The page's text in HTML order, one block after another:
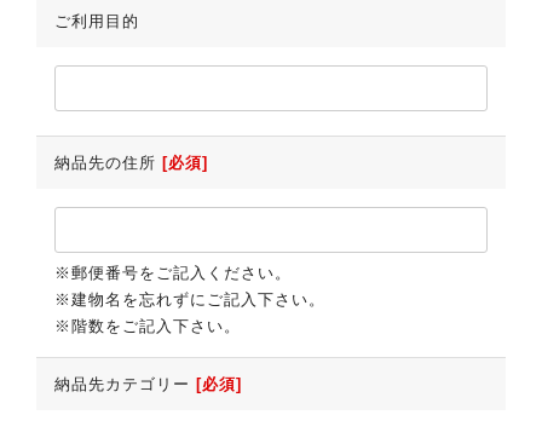
ご利用目的
納品先の住所 [必須]
※郵便番号をご記入ください。
※建物名を忘れずにご記入下さい。
※階数をご記入下さい。
納品先カテゴリー [必須]